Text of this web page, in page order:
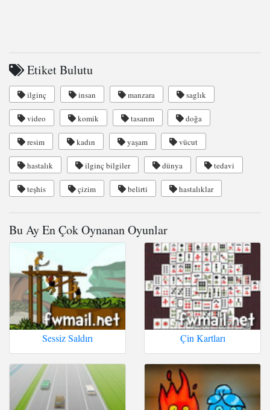
Etiket Bulutu
ilginç insan manzara saglık
video komik tasarım doğa
resim kadın yaşam vücut
hastalık ilginç bilgiler dünya tedavi
teşhis çizim belirti hastalıklar
Bu Ay En Çok Oynanan Oyunlar
Sessiz Saldırı Çin Kartları